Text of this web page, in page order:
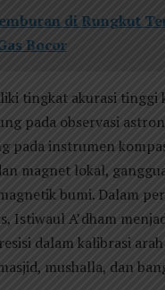
di Rungkut
Bocor
tingkat akurasi tinggi
pada observasi
pada instrumen
magnet lokal,
bumi. Dalam
Istiwaul A’dham
dalam kalibrasi
mushalla, dan